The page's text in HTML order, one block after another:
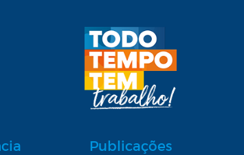
Publicações